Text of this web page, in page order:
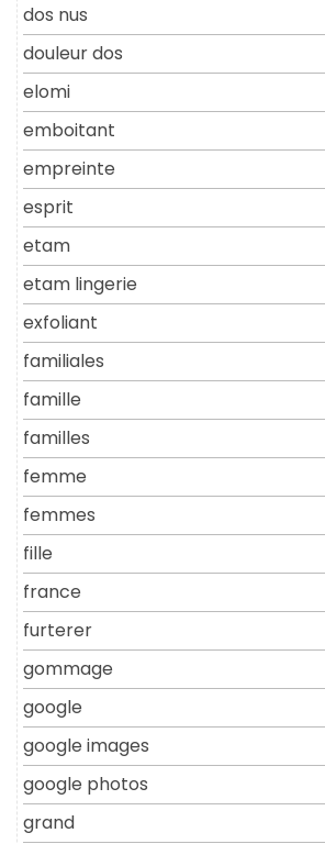
dos nus
douleur dos
elomi
emboitant
empreinte
esprit
etam
etam lingerie
exfoliant
familiales
famille
familles
femme
femmes
fille
france
furterer
gommage
google
google images
google photos
grand